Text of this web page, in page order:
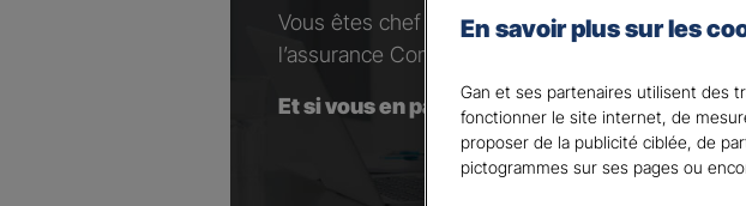
Vous êtes chef d’entreprise, artisan,
l’assurance Complémentaire Santé Gan, nous
Et si vous en parliez avec votre Agent général
En savoir plus sur les
Gan et ses partenaires utilisent des
fonctionner le site internet, de
proposer de la publicité ciblée, de
pictogrammes sur ses pages ou